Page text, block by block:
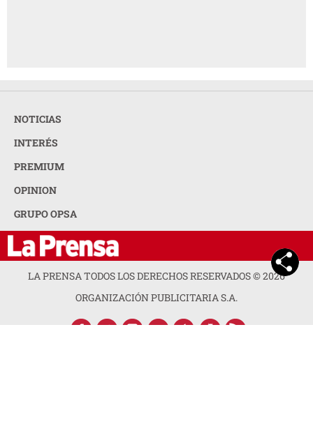
NOTICIAS
INTERÉS
PREMIUM
OPINION
GRUPO OPSA
LA PRENSA TODOS LOS DERECHOS RESERVADOS ©2026
ORGANIZACIÓN PUBLICITARIA S.A.